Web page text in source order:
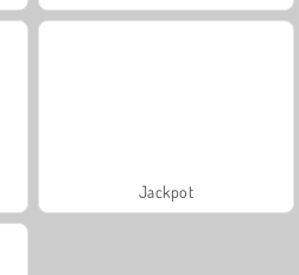
Jackpot